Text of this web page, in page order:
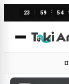
23 : 59 : 54